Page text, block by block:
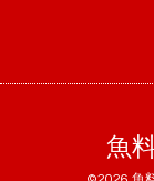
魚